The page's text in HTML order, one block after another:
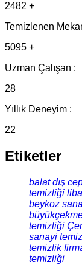
2482 +
Temizlenen
5095 +
Uzman Çalışan :
28
Yıllık Deneyim :
22
Etiketler
balat dış
temizliği
beykoz
temizliği
sanayi
temizlik
temizliği